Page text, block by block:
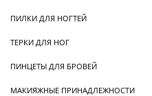
ПИЛКИ ДЛЯ НОГТЕЙ
ТЕРКИ ДЛЯ НОГ
ПИНЦЕТЫ ДЛЯ БРОВЕЙ
МАКИЯЖНЫЕ ПРИНАДЛЕЖНОСТИ